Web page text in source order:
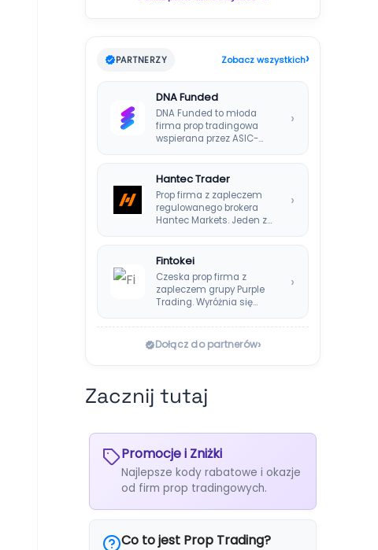
PARTNERZY Zobacz wszystkich›
DNA Funded
DNA Funded to młoda
firma prop tradingowa
wspierana przez ASIC-
DNA Markets. Oferuje…
›
Hantec Trader
Prop firma z zapleczem
regulowanego brokera
Hantec Markets. Jeden z
wyborów dla polskich…
›
Fintokei
Czeska prop firma z
zapleczem grupy Purple
Trading. Wyróżnia się
Payouts, wypłatami…
›
Dołącz do partnerów›
Zacznij tutaj
Promocje i Zniżki
Najlepsze kody rabatowe i okazje
od firm prop tradingowych.
Co to jest Prop Trading?